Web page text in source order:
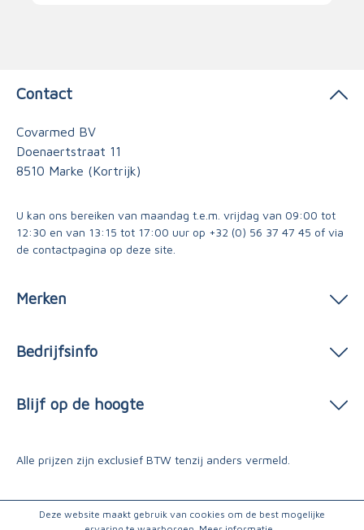
Contact
Covarmed BV
Doenaertstraat 11
8510 Marke (Kortrijk)
U kan ons bereiken van maandag t.e.m. vrijdag van 09:00 tot
12:30 en van 13:15 tot 17:00 uur op +32 (0) 56 37 47 45 of via
de contactpagina op deze site.
Merken
Bedrijfsinfo
Blijf op de hoogte
Alle prijzen zijn exclusief BTW tenzij anders vermeld.
Deze website maakt gebruik van cookies om de best mogelijke